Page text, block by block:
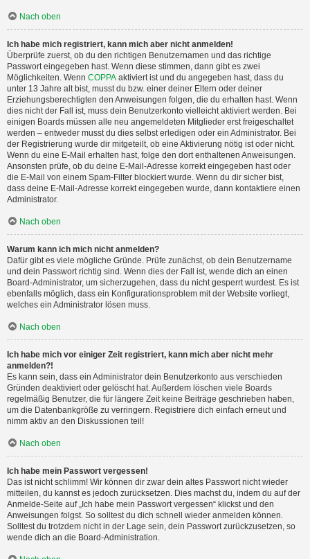
Nach oben
Ich habe mich registriert, kann mich aber nicht anmelden!
Überprüfe zuerst, ob du den richtigen Benutzernamen und das richtige
Passwort eingegeben hast. Wenn diese stimmen, dann gibt es zwei
Möglichkeiten. Wenn COPPA aktiviert ist und du angegeben hast, dass du
unter 13 Jahre alt bist, musst du bzw. einer deiner Eltern oder deiner
Erziehungsberechtigten den Anweisungen folgen, die du erhalten hast. Wenn
dies nicht der Fall ist, muss dein Benutzerkonto vielleicht aktiviert werden. Bei
einigen Boards müssen alle neu angemeldeten Mitglieder erst freigeschaltet
werden – entweder musst du dies selbst erledigen oder ein Administrator. Bei
der Registrierung wurde dir mitgeteilt, ob eine Aktivierung nötig ist oder nicht.
Wenn du eine E-Mail erhalten hast, folge den dort enthaltenen Anweisungen.
Ansonsten prüfe, ob du deine E-Mail-Adresse korrekt eingegeben hast oder
die E-Mail von einem Spam-Filter blockiert wurde. Wenn du dir sicher bist,
dass deine E-Mail-Adresse korrekt eingegeben wurde, dann kontaktiere einen
Administrator.
Nach oben
Warum kann ich mich nicht anmelden?
Dafür gibt es viele mögliche Gründe. Prüfe zunächst, ob dein Benutzername
und dein Passwort richtig sind. Wenn dies der Fall ist, wende dich an einen
Board-Administrator, um sicherzugehen, dass du nicht gesperrt wurdest. Es ist
ebenfalls möglich, dass ein Konfigurationsproblem mit der Website vorliegt,
welches ein Administrator lösen muss.
Nach oben
Ich habe mich vor einiger Zeit registriert, kann mich aber nicht mehr
anmelden?!
Es kann sein, dass ein Administrator dein Benutzerkonto aus verschieden
Gründen deaktiviert oder gelöscht hat. Außerdem löschen viele Boards
regelmäßig Benutzer, die für längere Zeit keine Beiträge geschrieben haben,
um die Datenbankgröße zu verringern. Registriere dich einfach erneut und
nimm aktiv an den Diskussionen teil!
Nach oben
Ich habe mein Passwort vergessen!
Das ist nicht schlimm! Wir können dir zwar dein altes Passwort nicht wieder
mitteilen, du kannst es jedoch zurücksetzen. Dies machst du, indem du auf der
Anmelde-Seite auf „Ich habe mein Passwort vergessen“ klickst und den
Anweisungen folgst. So solltest du dich schnell wieder anmelden können.
Solltest du trotzdem nicht in der Lage sein, dein Passwort zurückzusetzen, so
wende dich an die Board-Administration.